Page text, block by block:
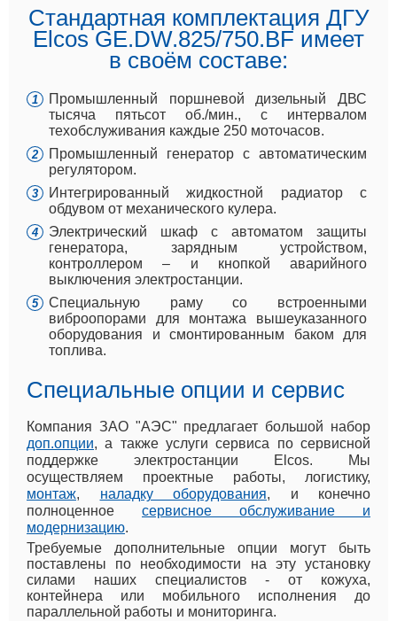
Стандартная комплектация ДГУ
Elcos GE.DW.825/750.BF имеет
в своём составе:
Промышленный поршневой дизельный ДВС
тысяча пятьсот об./мин., с интервалом
техобслуживания каждые 250 моточасов.
Промышленный генератор с автоматическим
регулятором.
Интегрированный жидкостной радиатор с
обдувом от механического кулера.
Электрический шкаф с автоматом защиты
генератора, зарядным устройством,
контроллером – и кнопкой аварийного
выключения электростанции.
Специальную раму со встроенными
виброопорами для монтажа вышеуказанного
оборудования и смонтированным баком для
топлива.
Специальные опции и сервис
Компания ЗАО "АЭС" предлагает большой набор
доп.опции, а также услуги сервиса по сервисной
поддержке электростанции Elcos. Мы
осуществляем проектные работы, логистику,
монтаж, наладку оборудования, и конечно
полноценное сервисное обслуживание и
модернизацию.
Требуемые дополнительные опции могут быть
поставлены по необходимости на эту установку
силами наших специалистов - от кожуха,
контейнера или мобильного исполнения до
параллельной работы и мониторинга.